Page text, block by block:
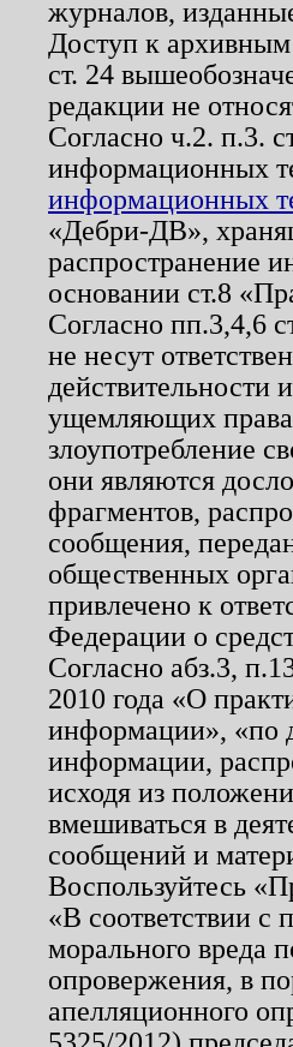
журналов,
Доступ к
ст. 24
редакции не
Согласно ч.2. п.3.
информационных
информационных
«Дебри-ДВ»,
распространение
основании ст.8
Согласно пп.3,4,6
не несут
действительности
ущемляющих права
злоупотребление
они являются
фрагментов,
сообщения,
общественных
привлечено к
Федерации о
Согласно абз.3,
2010 года «О
информации», «по
информации,
исходя из
вмешиваться в
сообщений и
Воспользуйтесь
«В соответствии
морального вреда
опровержения, в
апелляционного